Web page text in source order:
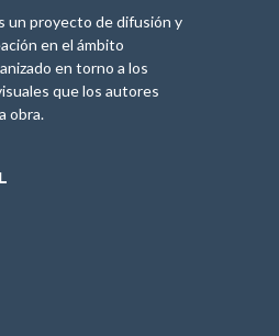
un proyecto de difusión y
en el ámbito
en torno a los
que los autores
obra.